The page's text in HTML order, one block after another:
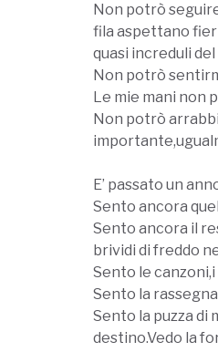
Non potrò
fila aspettano
quasi increduli
Non potrò
Le mie mani non
Non potrò
E’ passato un
Sento ancora
Sento ancora il
brividi di freddo
Sento le
Sento la
Sento la puzza di
destino.Vedo la